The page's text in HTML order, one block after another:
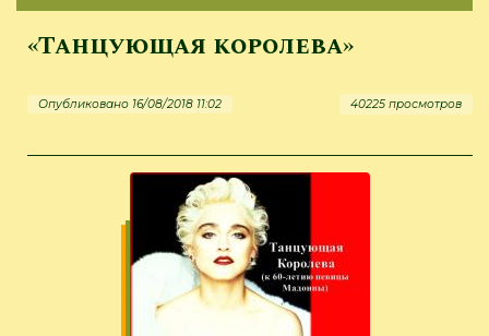
«Танцующая королева»
Опубликовано 16/08/2018 11:02 40225 просмотров